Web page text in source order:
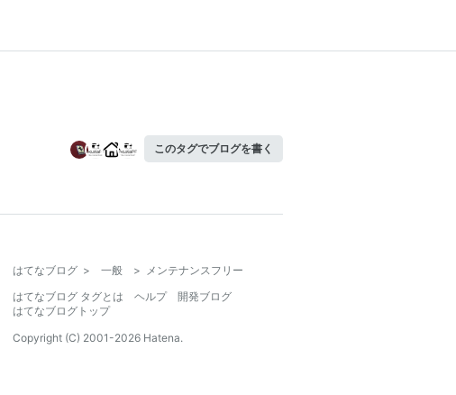
このタグでブログを書く
はてなブログ > 一般 > メンテナンスフリー
はてなブログ タグとは
ヘルプ
開発ブログ
はてなブログトップ
Copyright (C) 2001-2026 Hatena.